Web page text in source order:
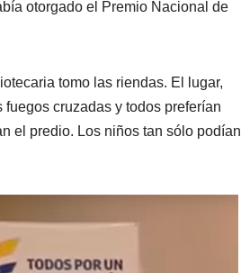
otorgado el Premio Nacional de
tomo las riendas. El lugar,
cruzadas y todos preferían
el predio. Los niños tan sólo podían